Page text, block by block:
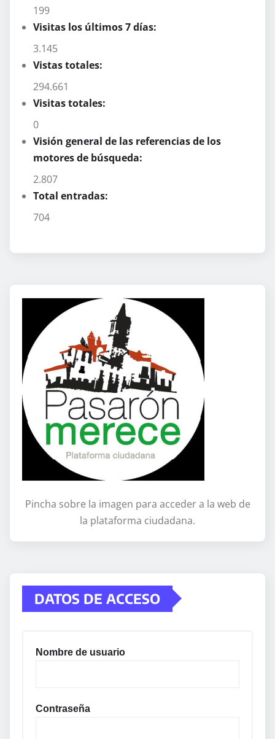
199
Visitas los últimos 7 días:
3.145
Vistas totales:
294.661
Visitas totales:
0
Visión general de las referencias de los
motores de búsqueda:
2.807
Total entradas:
704
Pincha sobre la imagen para acceder a la web de
la plataforma ciudadana.
DATOS DE ACCESO
Nombre de usuario
Contraseña